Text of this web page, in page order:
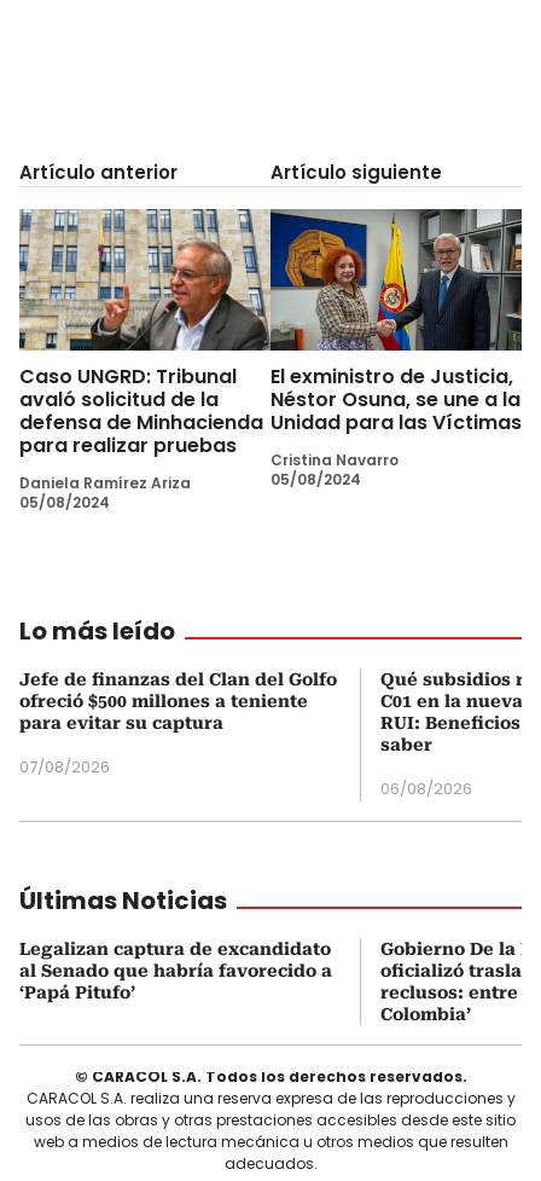
Artículo anterior
Caso UNGRD: Tribunal
avaló solicitud de la
defensa de Minhacienda
para realizar pruebas
Daniela Ramírez Ariza
05/08/2024
Artículo siguiente
El exministro de Justicia,
Néstor Osuna, se une a la
Unidad para las Víctimas
Cristina Navarro
05/08/2024
Lo más leído
Jefe de finanzas del Clan del Golfo
ofreció $500 millones a teniente
para evitar su captura
07/08/2026
Qué subsidios
C01 en la nueva
RUI: Beneficios
saber
06/08/2026
Últimas Noticias
Legalizan captura de excandidato
al Senado que habría favorecido a
‘Papá Pitufo’
Gobierno De la
oficializó
reclusos: entre
Colombia’
© CARACOL S.A. Todos los derechos reservados.
CARACOL S.A. realiza una reserva expresa de las reproducciones y
usos de las obras y otras prestaciones accesibles desde este sitio
web a medios de lectura mecánica u otros medios que resulten
adecuados.